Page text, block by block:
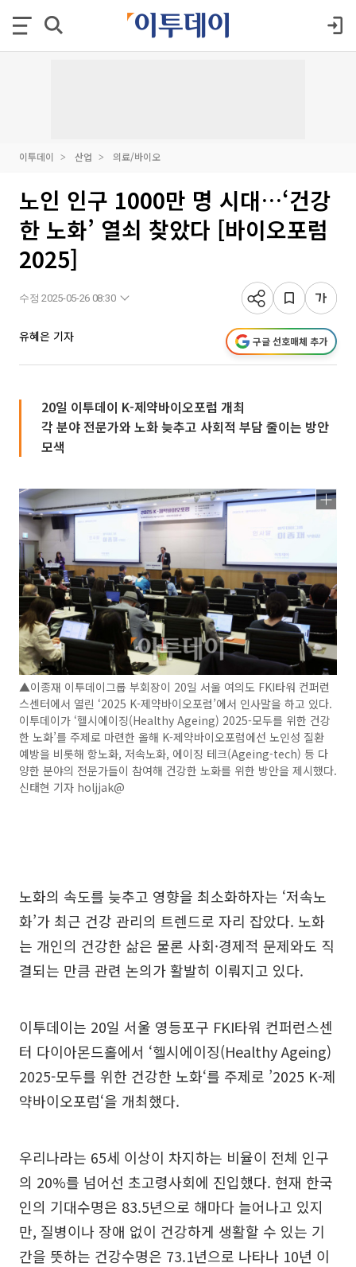
이투데이 산업 의료/바이오
노인 인구 1000만 명 시대…‘건강
한 노화’ 열쇠 찾았다 [바이오포럼
2025]
수정 2025-05-26 08:30
유혜은 기자 구글 선호매체 추가
20일 이투데이 K-제약바이오포럼 개최
각 분야 전문가와 노화 늦추고 사회적 부담 줄이는 방안
모색
▲이종재 이투데이그룹 부회장이 20일 서울 여의도 FKI타워 컨퍼런
스센터에서 열린 ‘2025 K-제약바이오포럼’에서 인사말을 하고 있다.
이투데이가 ‘헬시에이징(Healthy Ageing) 2025-모두를 위한 건강
한 노화’를 주제로 마련한 올해 K-제약바이오포럼에선 노인성 질환
예방을 비롯해 항노화, 저속노화, 에이징 테크(Ageing-tech) 등 다
양한 분야의 전문가들이 참여해 건강한 노화를 위한 방안을 제시했다.
신태현 기자 holjjak@
노화의 속도를 늦추고 영향을 최소화하자는 ‘저속노
화’가 최근 건강 관리의 트렌드로 자리 잡았다. 노화
는 개인의 건강한 삶은 물론 사회·경제적 문제와도 직
결되는 만큼 관련 논의가 활발히 이뤄지고 있다.
이투데이는 20일 서울 영등포구 FKI타워 컨퍼런스센
터 다이아몬드홀에서 ‘헬시에이징(Healthy Ageing)
2025-모두를 위한 건강한 노화‘를 주제로 ’2025 K-제
약바이오포럼‘을 개최했다.
우리나라는 65세 이상이 차지하는 비율이 전체 인구
의 20%를 넘어선 초고령사회에 진입했다. 현재 한국
인의 기대수명은 83.5년으로 해마다 늘어나고 있지
만, 질병이나 장애 없이 건강하게 생활할 수 있는 기
간을 뜻하는 건강수명은 73.1년으로 나타나 10년 이